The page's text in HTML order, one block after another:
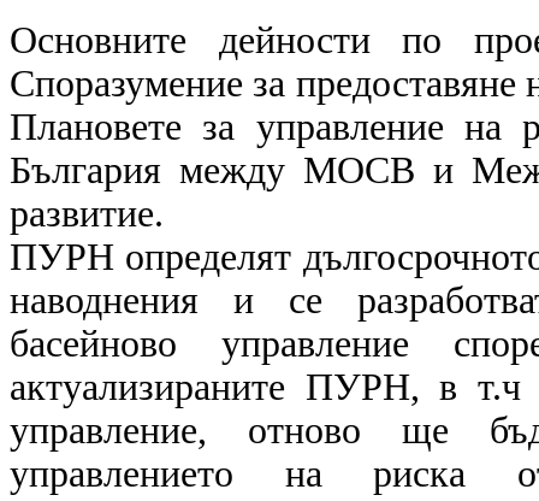
Основните дейности по
Споразумение за
Плановете за управление
България между МОСВ и
развитие.
ПУРН определят
наводнения и се
басейново управление
актуализираните ПУРН, в
управление, отново ще
управлението на риска